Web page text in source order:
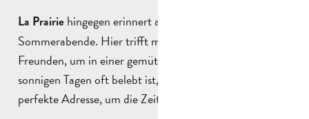
La Prairie hingegen erinnert an entspannte und gesellige
Sommerabende. Hier trifft man sich leicht mit
Freunden, um in einer gemütlichen Atmosphäre, die an
sonnigen Tagen oft belebt ist, ein Glas zu trinken. Eine
perfekte Adresse, um die Zeit im Freien zu genießen.